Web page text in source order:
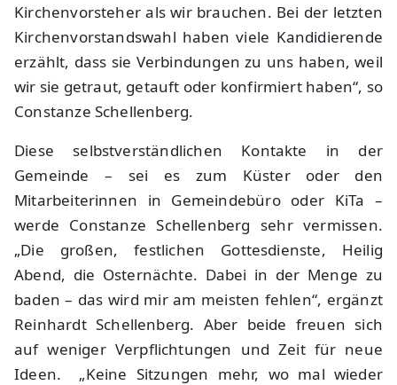
Kirchenvorsteher als wir brauchen. Bei der letzten
Kirchenvorstandswahl haben viele Kandidierende
erzählt, dass sie Verbindungen zu uns haben, weil
wir sie getraut, getauft oder konfirmiert haben“, so
Constanze Schellenberg.
Diese selbstverständlichen Kontakte in der
Gemeinde – sei es zum Küster oder den
Mitarbeiterinnen in Gemeindebüro oder KiTa –
werde Constanze Schellenberg sehr vermissen.
„Die großen, festlichen Gottesdienste, Heilig
Abend, die Osternächte. Dabei in der Menge zu
baden – das wird mir am meisten fehlen“, ergänzt
Reinhardt Schellenberg. Aber beide freuen sich
auf weniger Verpflichtungen und Zeit für neue
Ideen. „Keine Sitzungen mehr, wo mal wieder